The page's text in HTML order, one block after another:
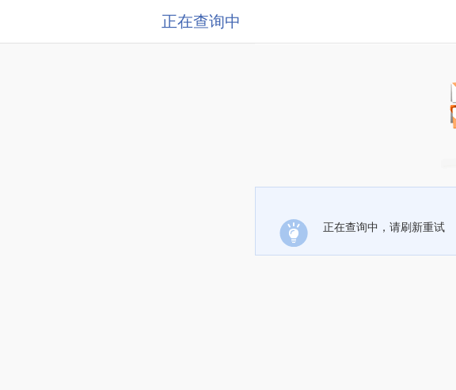
正在查询中
正在查询中，请刷新重试